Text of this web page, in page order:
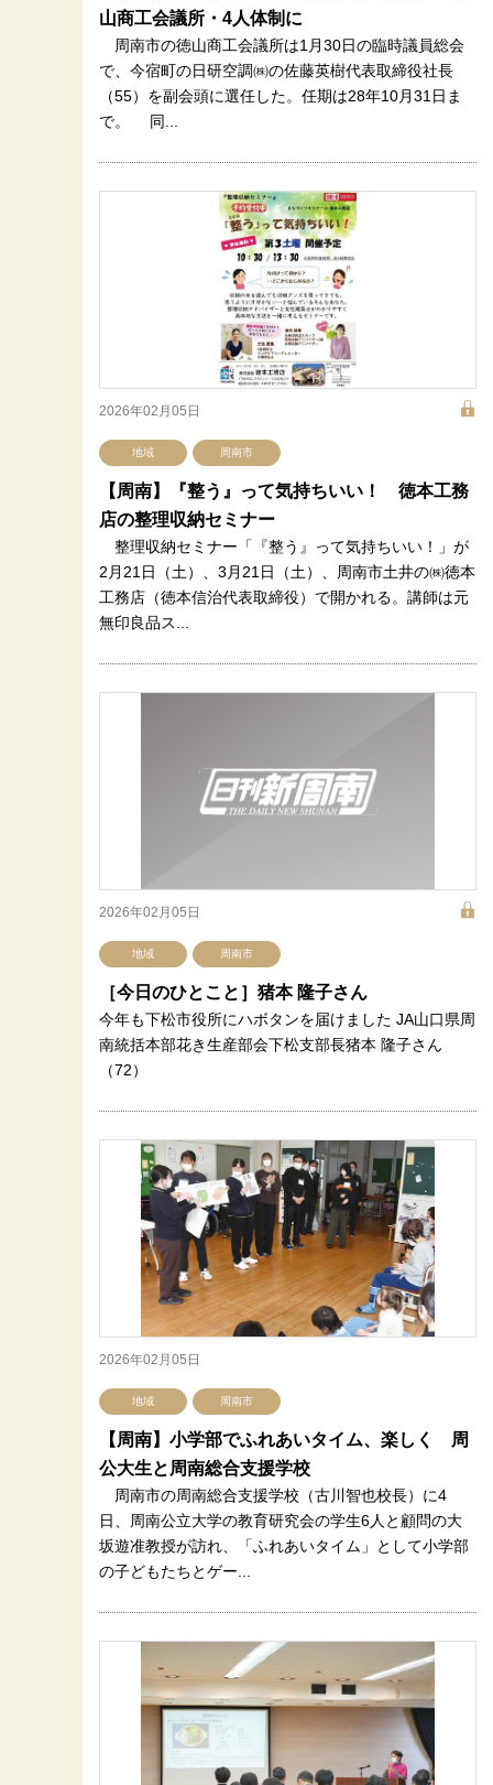
山商工会議所・4人体制に
周南市の徳山商工会議所は1月30日の臨時議員総会
で、今宿町の日研空調㈱の佐藤英樹代表取締役社長
（55）を副会頭に選任した。任期は28年10月31日ま
で。 同...
2026年02月05日
地域 周南市
【周南】『整う』って気持ちいい！ 徳本工務
店の整理収納セミナー
整理収納セミナー「『整う』って気持ちいい！」が
2月21日（土）、3月21日（土）、周南市土井の㈱徳本
工務店（徳本信治代表取締役）で開かれる。講師は元
無印良品ス...
2026年02月05日
地域 周南市
［今日のひとこと］猪本 隆子さん
今年も下松市役所にハボタンを届けました JA山口県周
南統括本部花き生産部会下松支部長猪本 隆子さん
（72）
2026年02月05日
地域 周南市
【周南】小学部でふれあいタイム、楽しく 周
公大生と周南総合支援学校
周南市の周南総合支援学校（古川智也校長）に4
日、周南公立大学の教育研究会の学生6人と顧問の大
坂遊准教授が訪れ、「ふれあいタイム」として小学部
の子どもたちとゲー...